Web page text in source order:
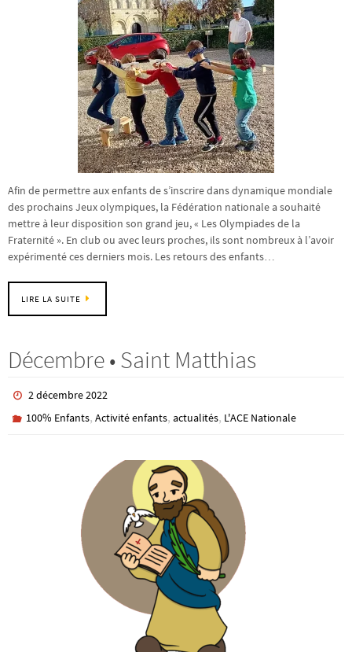
Afin de permettre aux enfants de s’inscrire dans dynamique mondiale
des prochains Jeux olympiques, la Fédération nationale a souhaité
mettre à leur disposition son grand jeu, « Les Olympiades de la
Fraternité ». En club ou avec leurs proches, ils sont nombreux à l’avoir
expérimenté ces derniers mois. Les retours des enfants…
LIRE LA SUITE
Décembre • Saint Matthias
2 décembre 2022
100% Enfants,Activité enfants,actualités, L'ACE Nationale